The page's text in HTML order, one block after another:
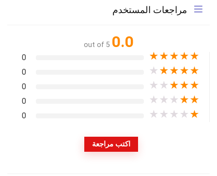
مراجعات المستخدم
0.0
out of 5
★
★
★
★
★
0
★
★
★
★
★
0
★
★
★
★
★
0
★
★
★
★
★
0
★
★
★
★
★
0
اكتب مراجعة